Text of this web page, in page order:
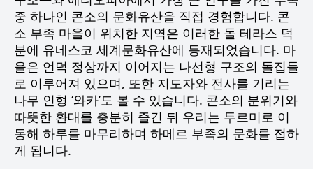
중 하나인 콘소의 문화유산을 직접 경험합니다. 콘
소 부족 마을이 위치한 지역은 이러한 돌 테라스 덕
분에 유네스코 세계문화유산에 등재되었습니다. 마
을은 언덕 정상까지 이어지는 나선형 구조의 돌집들
로 이루어져 있으며, 또한 지도자와 전사를 기리는
나무 인형 ‘와카’도 볼 수 있습니다. 콘소의 분위기와
따뜻한 환대를 충분히 즐긴 뒤 우리는 투르미로 이
동해 하루를 마무리하며 하메르 부족의 문화를 접하
게 됩니다.